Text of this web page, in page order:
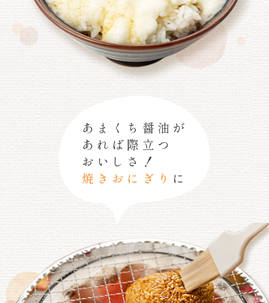
あまくち醤油が
あれば際立つ
おいしさ！
焼きおにぎり に